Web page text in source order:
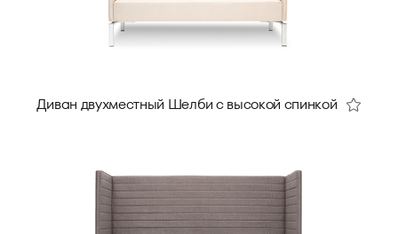
Диван двухместный Шелби с высокой спинкой